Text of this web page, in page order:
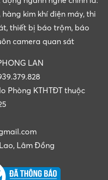
kim khí điện máy, thi
thiết bị báo trộm, báo
camera quan sát
LAN
Phòng KTHTĐT thuộc
Lâm Đồng